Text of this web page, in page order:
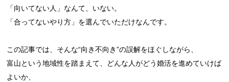
「向いてない人」なんて、いない。
「合ってないやり方」を選んでいただけなんです。
この記事では、そんな“向き不向き”の誤解をほぐしながら、
富山という地域性を踏まえて、どんな人がどう婚活を進めていけば
よいか、